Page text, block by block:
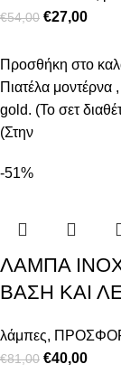
€54,00 €27,00
Προσθήκη στο
Πιατέλα
gold. (Το σετ
(Στην
-51%
ΛΑΜΠΑ
ΒΑΣΗ ΚΑΙ
λάμπες,
€81,00 €40,00